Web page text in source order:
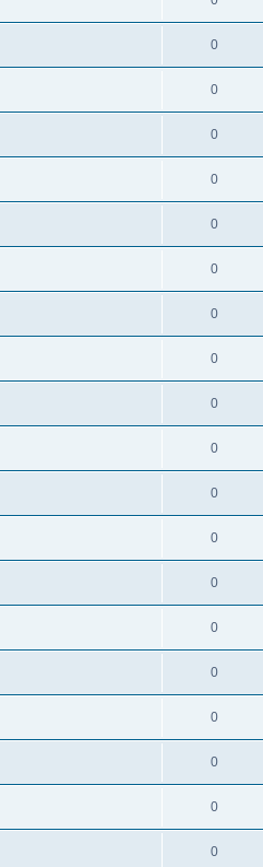
0
0
0
0
0
0
0
0
0
0
0
0
0
0
0
0
0
0
0